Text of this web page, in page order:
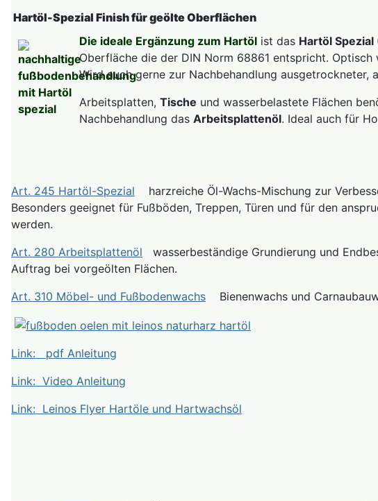
Hartöl-Spezial Finish für geölte Oberflächen
Die ideale Ergänzung zum Hartöl ist das Hartöl Spezial
Oberfläche die der DIN Norm 68861 entspricht.
Wird auch gerne zur Nachbehandlung ausgetrockneter,
Arbeitsplatten, Tische und wasserbelastete Flächen
Nachbehandlung das Arbeitsplattenöl. Ideal auch für
Art. 245 Hartöl-Spezial harzreiche Öl-Wachs-Mischung zur
Besonders geeignet für Fußböden, Treppen, Türen und für den
werden.
Art. 280 Arbeitsplattenöl wasserbeständige Grundierung und
Auftrag bei vorgeölten Flächen.
Art. 310 Möbel- und Fußbodenwachs Bienenwachs und
Link: pdf Anleitung
Link: Video Anleitung
Link: Leinos Flyer Hartöle und Hartwachsöl